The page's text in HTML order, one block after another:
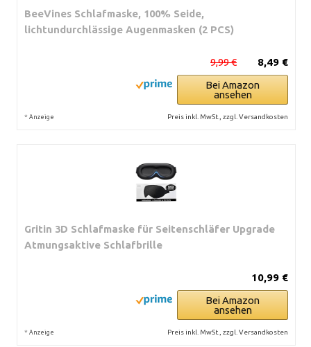
BeeVines Schlafmaske, 100% Seide,
lichtundurchlässige Augenmasken (2 PCS)
8,49 €
9,99 €
Bei Amazon
ansehen
* Anzeige Preis inkl. MwSt., zzgl. Versandkosten
Gritin 3D Schlafmaske für Seitenschläfer Upgrade
Atmungsaktive Schlafbrille
10,99 €
Bei Amazon
ansehen
* Anzeige Preis inkl. MwSt., zzgl. Versandkosten